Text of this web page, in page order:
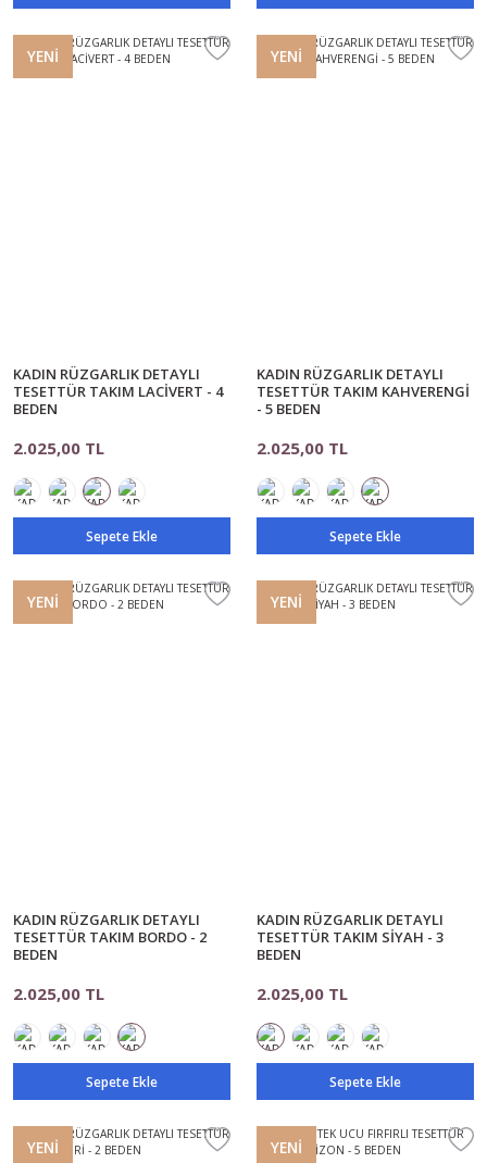
YENİ
KADIN RÜZGARLIK DETAYLI
TESETTÜR TAKIM LACİVERT - 4
BEDEN
2.025,00 TL
Sepete Ekle
YENİ
KADIN RÜZGARLIK DETAYLI
TESETTÜR TAKIM KAHVERENGİ
- 5 BEDEN
2.025,00 TL
Sepete Ekle
YENİ
KADIN RÜZGARLIK DETAYLI
TESETTÜR TAKIM BORDO - 2
BEDEN
2.025,00 TL
Sepete Ekle
YENİ
KADIN RÜZGARLIK DETAYLI
TESETTÜR TAKIM SİYAH - 3
BEDEN
2.025,00 TL
Sepete Ekle
YENİ YENİ